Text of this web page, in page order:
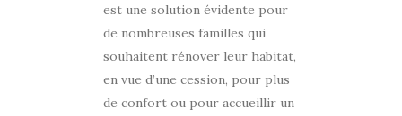
est une solution évidente pour
de nombreuses familles qui
souhaitent rénover leur habitat,
en vue d’une cession, pour plus
de confort ou pour accueillir un